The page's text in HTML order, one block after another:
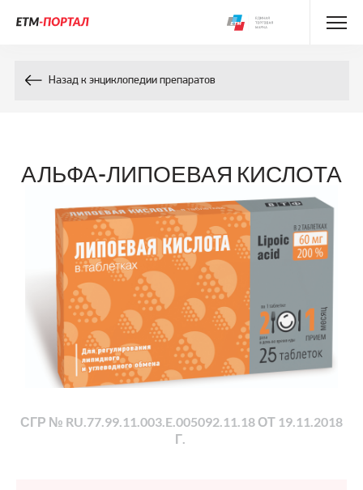
Назад к энциклопедии препаратов
АЛЬФА-ЛИПОЕВАЯ КИСЛОТА
СГР № RU.77.99.11.003.E.005092.11.18 ОТ 19.11.2018
Г.